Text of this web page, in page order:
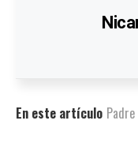
En este artículo Padre